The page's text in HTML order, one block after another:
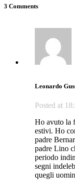
3 Comments
Leonardo
Posted at
Ho avuto la
estivi. Ho
padre
padre Lino
periodo
segni
quegli